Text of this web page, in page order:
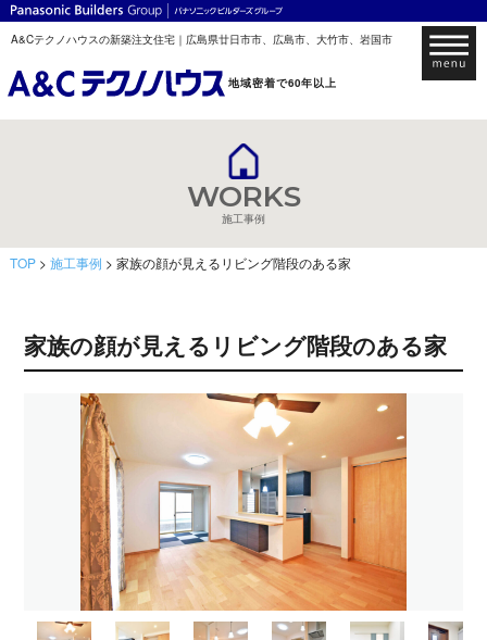
A&Cテクノハウスの新築注文住宅｜広島県廿日市市、広島市、大竹市、岩国市
地域密着で60年以上
WORKS
施工事例
TOP> 施工事例 > 家族の顔が見えるリビング階段のある家
家族の顔が見えるリビング階段のある家